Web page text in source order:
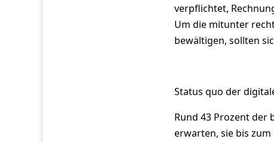
verpflichtet,
Um die mitunter
bewältigen, sollten
Status quo der
Rund 43 Prozent
erwarten, sie bis